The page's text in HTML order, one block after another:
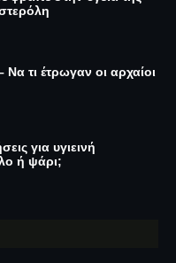
τι έτρωγαν οι αρχαίοι
για υγιεινή
ή ψάρι;